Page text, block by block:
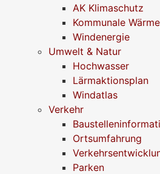
AK Klimaschutz
Kommunale
Windenergie
Umwelt & Natur
Hochwasser
Lärmaktionsplan
Windatlas
Verkehr
Ortsumfahrung
Parken